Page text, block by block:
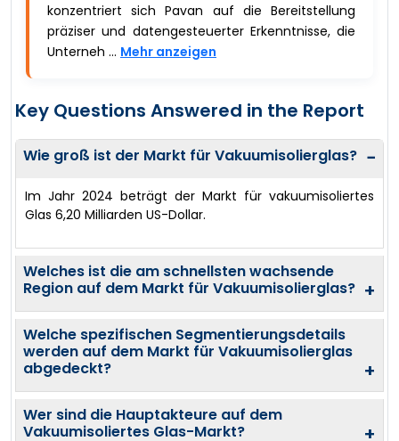
konzentriert sich Pavan auf die Bereitstellung
präziser und datengesteuerter Erkenntnisse, die
Unterneh ... Mehr anzeigen
Key Questions Answered in the Report
Wie groß ist der Markt für Vakuumisolierglas? −
Im Jahr 2024 beträgt der Markt für vakuumisoliertes
Glas 6,20 Milliarden US-Dollar.
Welches ist die am schnellsten wachsende
Region auf dem Markt für Vakuumisolierglas? +
Welche spezifischen Segmentierungsdetails
werden auf dem Markt für Vakuumisolierglas
abgedeckt?
+
Wer sind die Hauptakteure auf dem
Vakuumisoliertes Glas-Markt?
+